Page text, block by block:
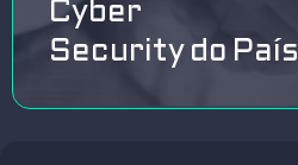
Cyber
Security do País